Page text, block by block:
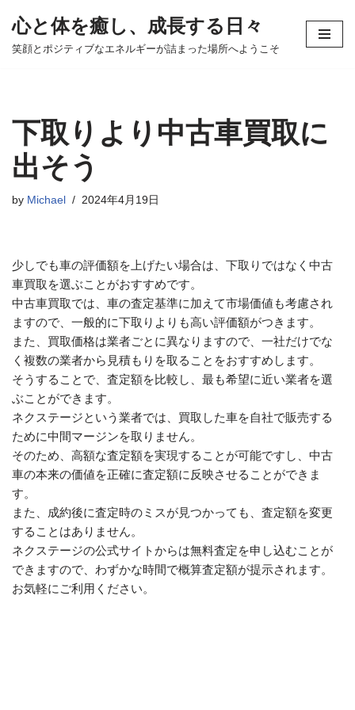
コ
ツ
ス
キ
ッ
心と体を癒し、成長する日々
笑顔とポジティブなエネルギーが詰まった場所へようこそ
下取りより中古車買取に
出そう
by Michael 2024年4月19日
少しでも車の評価額を上げたい場合は、下取りではなく中古
車買取を選ぶことがおすすめです。
中古車買取では、車の査定基準に加えて市場価値も考慮され
ますので、一般的に下取りよりも高い評価額がつきます。
また、買取価格は業者ごとに異なりますので、一社だけでな
く複数の業者から見積もりを取ることをおすすめします。
そうすることで、査定額を比較し、最も希望に近い業者を選
ぶことができます。
ネクステージという業者では、買取した車を自社で販売する
ために中間マージンを取りません。
そのため、高額な査定額を実現することが可能ですし、中古
車の本来の価値を正確に査定額に反映させることができま
す。
また、成約後に査定時のミスが見つかっても、査定額を変更
することはありません。
ネクステージの公式サイトからは無料査定を申し込むことが
できますので、わずかな時間で概算査定額が提示されます。
お気軽にご利用ください。